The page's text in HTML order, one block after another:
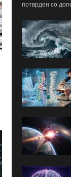
потврден со